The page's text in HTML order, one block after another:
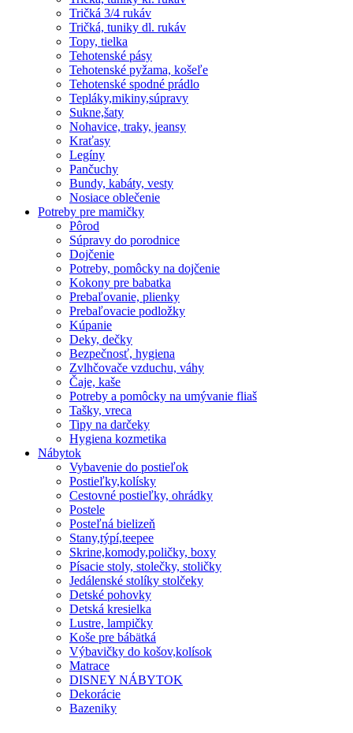
Tričká 3/4 rukáv
Tričká, tuniky dl. rukáv
Topy, tielka
Tehotenské pásy
Tehotenské pyžama, košeľe
Tehotenské spodné prádlo
Tepláky,mikiny,súpravy
Sukne,šaty
Nohavice, traky, jeansy
Kraťasy
Legíny
Pančuchy
Bundy, kabáty, vesty
Nosiace oblečenie
Potreby pre mamičky
Pôrod
Súpravy do porodnice
Dojčenie
Potreby, pomôcky na dojčenie
Kokony pre babatka
Prebaľovanie, plienky
Prebaľovacie podložky
Kúpanie
Deky, dečky
Bezpečnosť, hygiena
Zvlhčovače vzduchu, váhy
Čaje, kaše
Potreby a pomôcky na umývanie fliaš
Tašky, vreca
Tipy na darčeky
Hygiena kozmetika
Nábytok
Vybavenie do postieľok
Postieľky,kolísky
Cestovné postieľky, ohrádky
Postele
Posteľná bielizeň
Stany,týpí,teepee
Skrine,komody,poličky, boxy
Písacie stoly, stolečky, stoličky
Jedálenské stolíky stolčeky
Detské pohovky
Detská kresielka
Lustre, lampičky
Koše pre bábätká
Výbavičky do košov,kolísok
Matrace
DISNEY NÁBYTOK
Dekorácie
Bazeniky